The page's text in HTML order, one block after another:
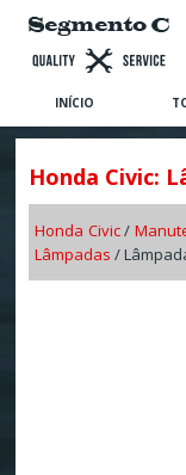
INÍCIO
Honda Civic:
Honda Civic/
Lâmpadas /